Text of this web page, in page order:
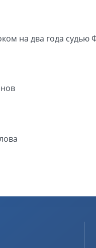
на два года судью